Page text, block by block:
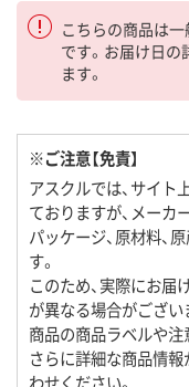
こちらの商品は
です。お届け日
ます。
※ご注意【免責】
アスクルでは、サイト
ておりますが、メーカ
パッケージ、原材料、
す。
このため、実際にお
が異なる場合がござい
商品の商品ラベルや注
さらに詳細な商品情
わせください。